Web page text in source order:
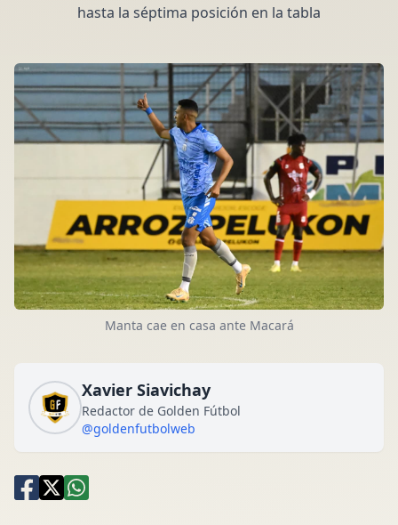
hasta la séptima posición en la tabla
Manta cae en casa ante Macará
Xavier Siavichay
Redactor de Golden Fútbol
@goldenfutbolweb